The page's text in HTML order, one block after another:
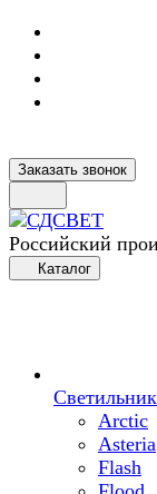
Заказать звонок
Российский
Каталог
Arctic
Asteria
Flash